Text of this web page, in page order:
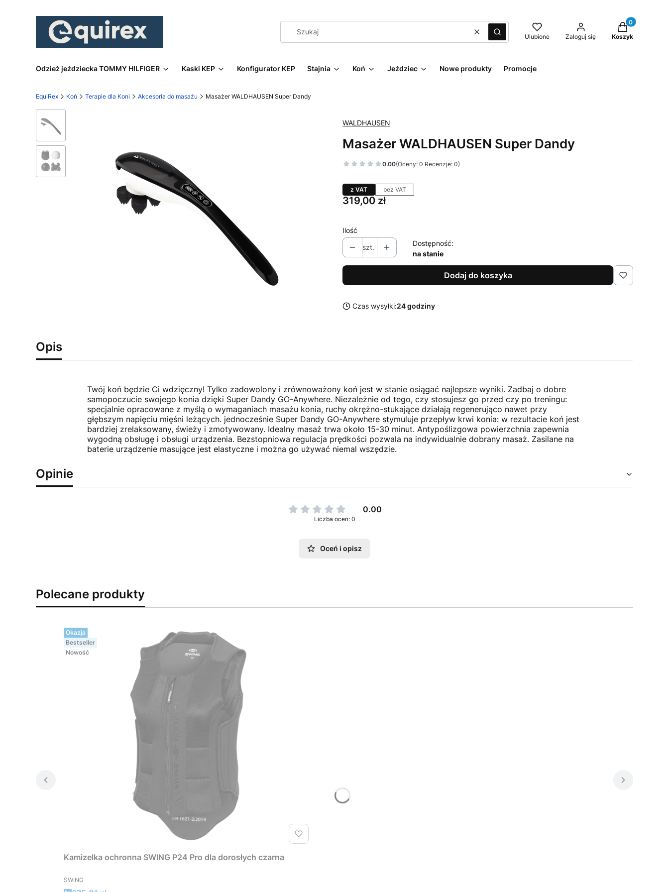
WyczyśćSzukaj Ulubione Zaloguj się
Produkty w
Koszyk
Odzież jeździecka TOMMY HILFIGER Kaski KEP Konfigurator KEP Stajnia Koń Jeździec Nowe produkty Promocje
EquiRex Koń Terapie dla Koni Akcesoria do masażu Masażer WALDHAUSEN Super Dandy
WALDHAUSEN
Masażer WALDHAUSEN Super Dandy
0.00(Oceny: 0 Recenzje: 0)
z VAT bez VAT
Cena
319,00 zł
Ilość
szt.
Dostępność:
na stanie
Dodaj do koszyka
Czas wysyłki:24 godziny
Opis
Twój koń będzie Ci wdzięczny! Tylko zadowolony i zrównoważony koń jest w stanie osiągać najlepsze wyniki. Zadbaj o dobre
samopoczucie swojego konia dzięki Super Dandy GO-Anywhere. Niezależnie od tego, czy stosujesz go przed czy po treningu:
specjalnie opracowane z myślą o wymaganiach masażu konia, ruchy okrężno-stukające działają regenerująco nawet przy
głębszym napięciu mięśni leżących. jednocześnie Super Dandy GO-Anywhere stymuluje przepływ krwi konia: w rezultacie koń jest
bardziej zrelaksowany, świeży i zmotywowany. Idealny masaż trwa około 15-30 minut. Antypoślizgowa powierzchnia zapewnia
wygodną obsługę i obsługi urządzenia. Bezstopniowa regulacja prędkości pozwala na indywidualnie dobrany masaż. Zasilane na
baterie urządzenie masujące jest elastyczne i można go używać niemal wszędzie.
Opinie
0.00
Liczba ocen: 0
Oceń i opisz
Polecane produkty
Okazja
Bestseller
Nowość
Kamizelka ochronna SWING P24 Pro dla dorosłych czarna
PRODUCENT
SWING